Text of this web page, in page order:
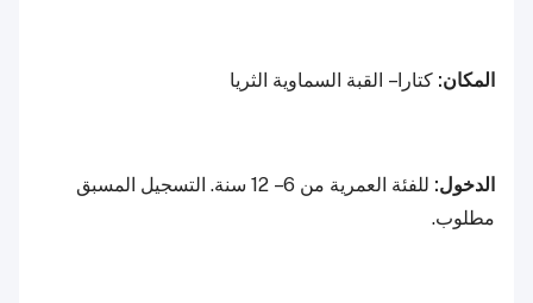
المكان: كتارا – القبة السماوية الثريا
الدخول:
للفئة العمرية من 6 – 12 سنة. التسجيل المسبق
مطلوب.